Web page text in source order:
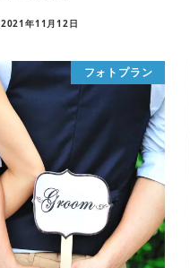
2021年11月12日
フォトプラン